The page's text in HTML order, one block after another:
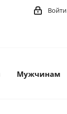
Войти
Мужчинам